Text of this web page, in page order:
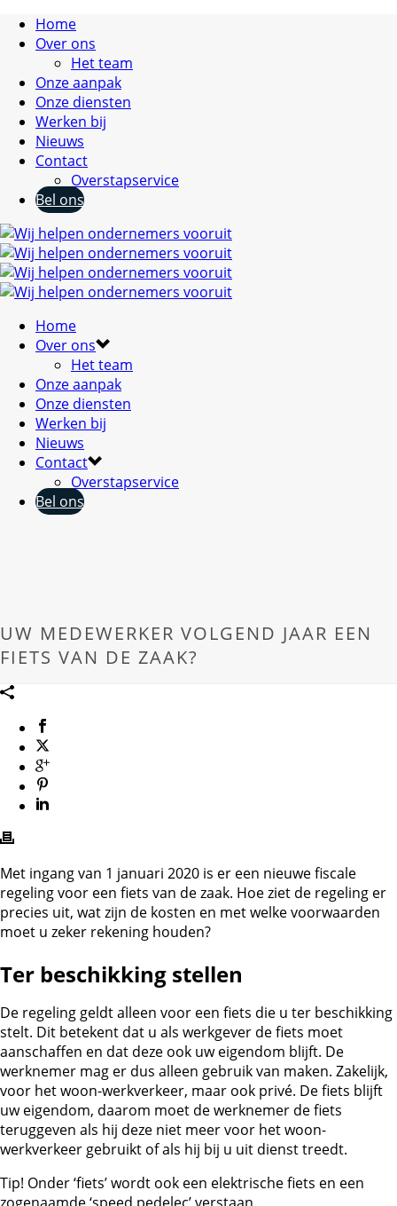
Home
Over ons
Het team
Onze aanpak
Onze diensten
Werken bij
Nieuws
Contact
Overstapservice
Bel ons
Home
Over ons
Het team
Onze aanpak
Onze diensten
Werken bij
Nieuws
Contact
Overstapservice
Bel ons
UW MEDEWERKER VOLGEND JAAR EEN
FIETS VAN DE ZAAK?
Met ingang van 1 januari 2020 is er een nieuwe fiscale
regeling voor een fiets van de zaak. Hoe ziet de regeling er
precies uit, wat zijn de kosten en met welke voorwaarden
moet u zeker rekening houden?
Ter beschikking stellen
De regeling geldt alleen voor een fiets die u ter beschikking
stelt. Dit betekent dat u als werkgever de fiets moet
aanschaffen en dat deze ook uw eigendom blijft. De
werknemer mag er dus alleen gebruik van maken. Zakelijk,
voor het woon-werkverkeer, maar ook privé. De fiets blijft
uw eigendom, daarom moet de werknemer de fiets
teruggeven als hij deze niet meer voor het woon-
werkverkeer gebruikt of als hij bij u uit dienst treedt.
Tip! Onder ‘fiets’ wordt ook een elektrische fiets en een